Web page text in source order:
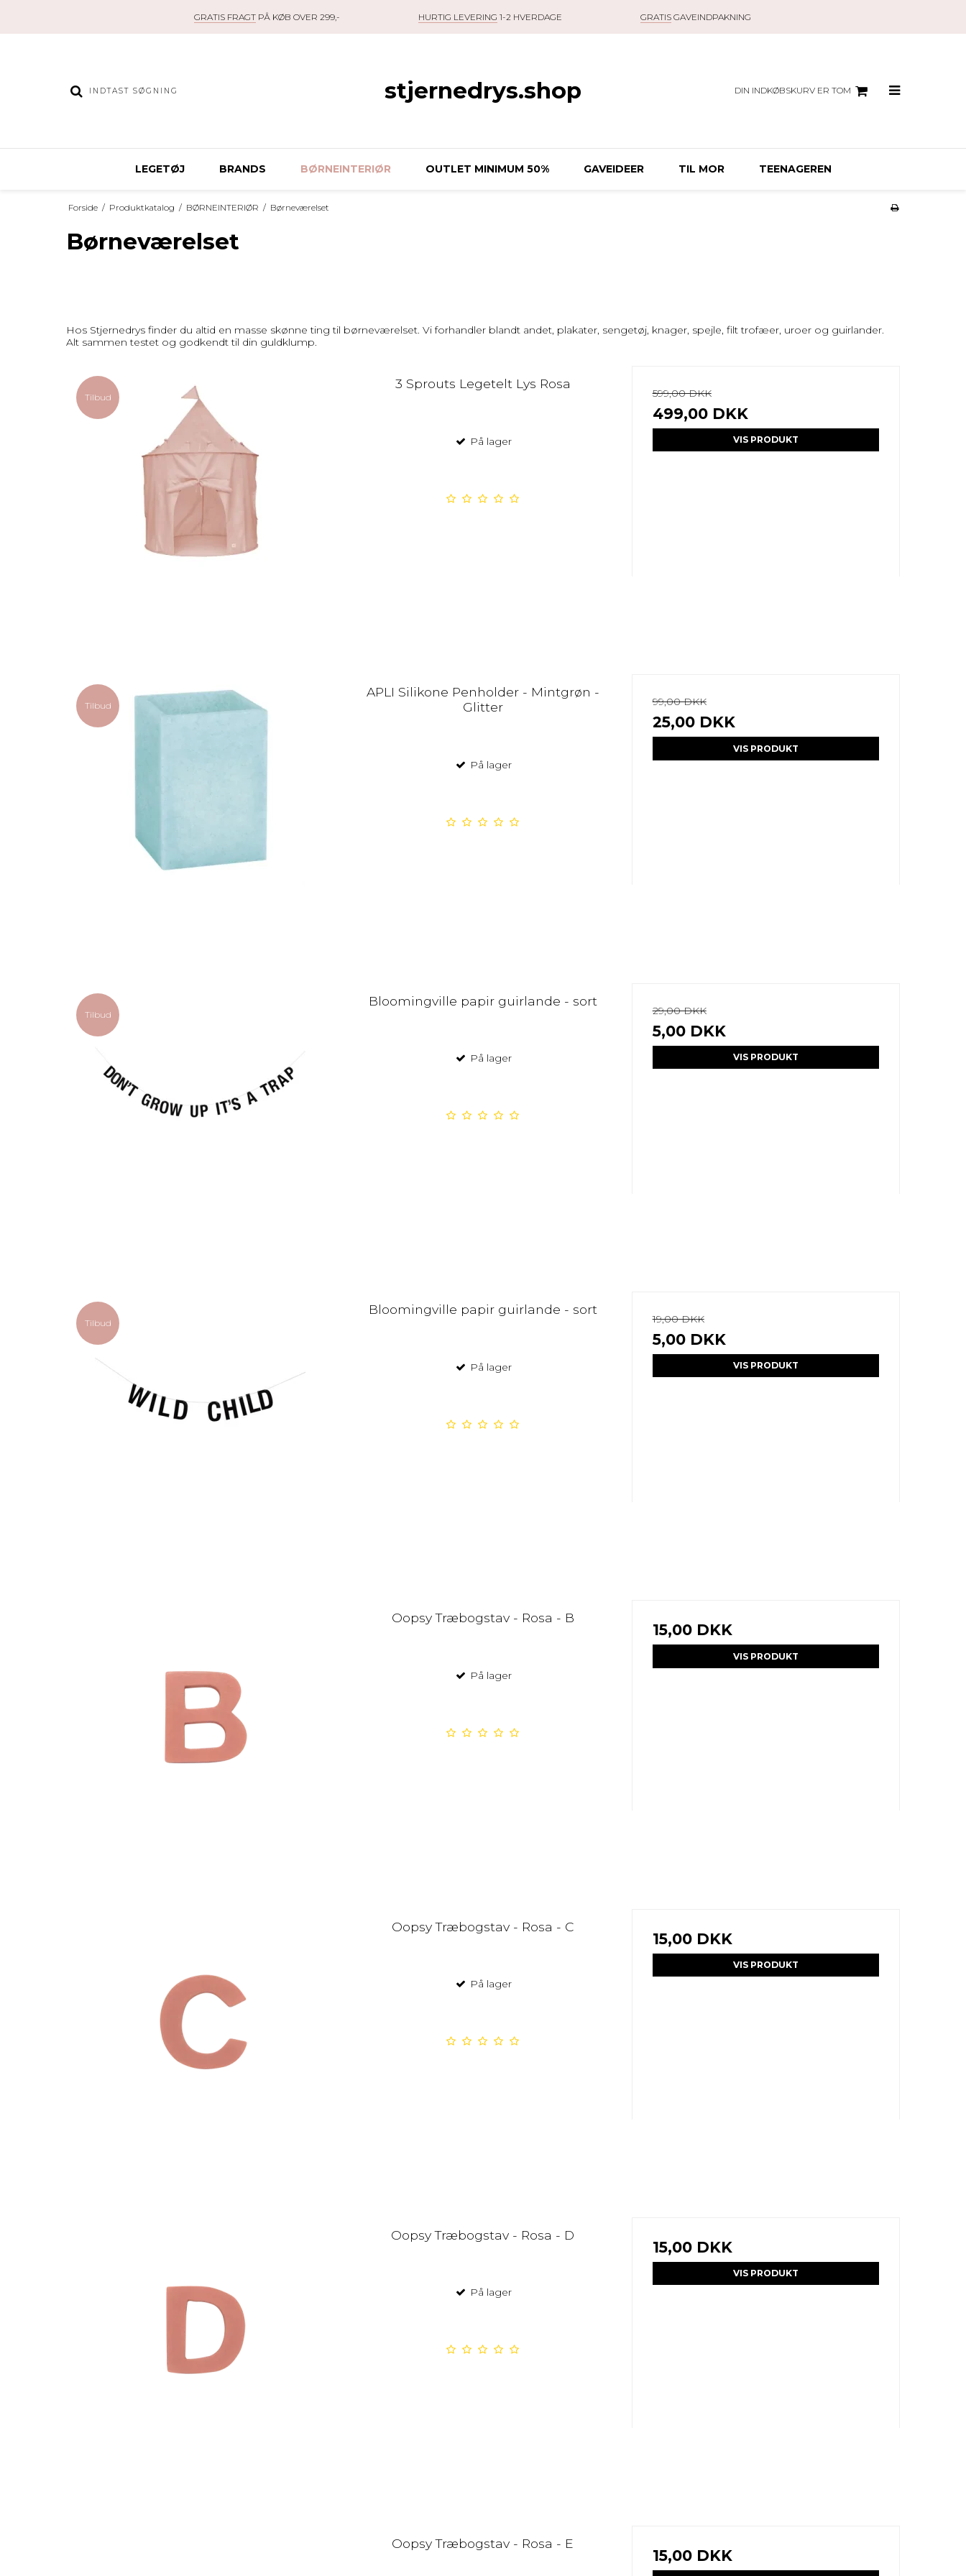
GRATIS FRAGTPÅ KØB OVER 299,- HURTIG LEVERING 1-2 HVERDAGE GRATISGAVEINDPAKNING
stjernedrys.shop DIN INDKØBSKURV ER TOM
LEGETØJ BRANDS BØRNEINTERIØR OUTLET MINIMUM 50% GAVEIDEER TIL MOR TEENAGEREN
Forside / Produktkatalog / BØRNEINTERIØR / Børneværelset
Børneværelset
Hos Stjernedrys finder du altid en masse skønne ting til børneværelset. Vi forhandler blandt andet, plakater, sengetøj, knager, spejle, filt trofæer, uroer og guirlander.
Alt sammen testet og godkendt til din guldklump.
Tilbud
3 Sprouts Legetelt Lys Rosa
På lager
599,00 DKK
499,00 DKK
VIS PRODUKT
Tilbud
APLI Silikone Penholder - Mintgrøn -
Glitter
På lager
99,00 DKK
25,00 DKK
VIS PRODUKT
Tilbud
Bloomingville papir guirlande - sort
På lager
29,00 DKK
5,00 DKK
VIS PRODUKT
Tilbud
Bloomingville papir guirlande - sort
På lager
19,00 DKK
5,00 DKK
VIS PRODUKT
Oopsy Træbogstav - Rosa - B
På lager
15,00 DKK
VIS PRODUKT
Oopsy Træbogstav - Rosa - C
På lager
15,00 DKK
VIS PRODUKT
Oopsy Træbogstav - Rosa - D
På lager
15,00 DKK
VIS PRODUKT
Oopsy Træbogstav - Rosa - E
15,00 DKK